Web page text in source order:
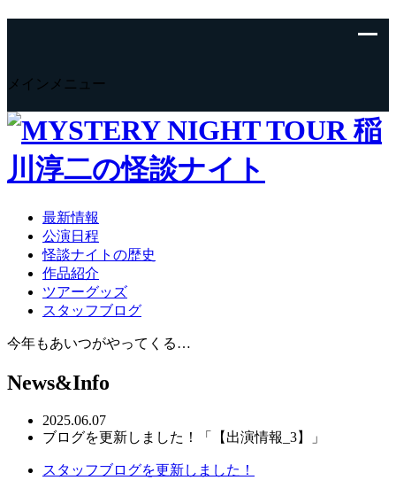
メインメニュー
最新情報
公演日程
怪談ナイトの歴史
作品紹介
ツアーグッズ
スタッフブログ
今年もあいつがやってくる…
News&Info
2025.06.07
ブログを更新しました！「【出演情報_3】」
スタッフブログを更新しました！